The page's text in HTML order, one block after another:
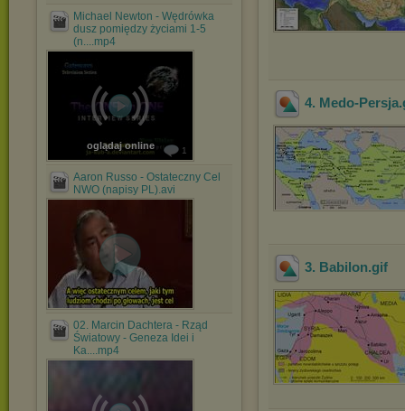
Michael Newton - Wędrówka
dusz pomiędzy życiami 1-5
(n....mp4
oglądaj online 1
Aaron Russo - Ostateczny Cel
NWO (napisy PL).avi
02. Marcin Dachtera - Rząd
Światowy - Geneza Idei i
Ka....mp4
4. Medo-Persja
3. Babilon.gif